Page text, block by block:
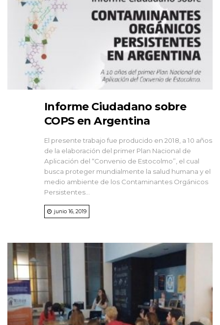
Informe Ciudadano sobre
COPS en Argentina
El presente trabajo fue producido en 2018, a 10 años
de la elaboración del primer Plan Nacional de
Aplicación del “Convenio de Estocolmo”, el cual
busca proteger mundialmente la salud humana y el
medio ambiente de los Contaminantes Orgánicos
Persistentes...
junio 16, 2019